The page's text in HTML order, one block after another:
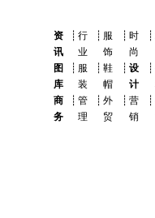
资
讯
┊ 行
业
┊ 服
饰
┊ 时
尚
┊
图
库
┊ 服
装
┊ 鞋
帽
┊ 设
计
┊
商
务
┊ 管
理
┊ 外
贸
┊ 营
销
┊